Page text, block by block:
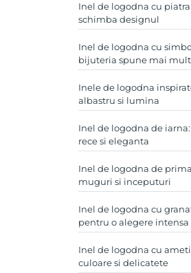
Inel de logodna cu
schimba designul
Inel de logodna cu
bijuteria spune mai mult
Inele de logodna
albastru si lumina
Inel de logodna de
rece si eleganta
Inel de logodna de
muguri si inceputuri
Inel de logodna cu
pentru o alegere intensa
Inel de logodna cu
culoare si delicatete